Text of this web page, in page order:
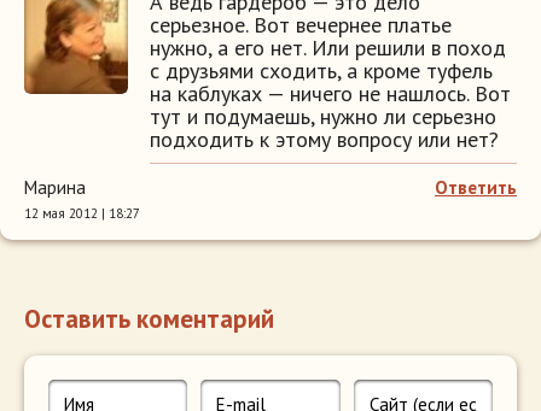
серьезное. Вот вечернее платье
нужно, а его нет. Или решили в поход
с друзьями сходить, а кроме туфель
на каблуках — ничего не нашлось. Вот
тут и подумаешь, нужно ли серьезно
подходить к этому вопросу или нет?
Ответить
Марина
12 мая 2012 | 18:27
Оставить коментарий